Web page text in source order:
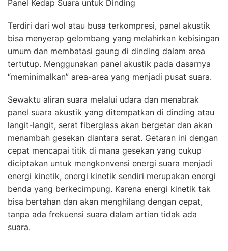
Panel Kedap Suara untuk Dinding
Terdiri dari wol atau busa terkompresi, panel akustik
bisa menyerap gelombang yang melahirkan kebisingan
umum dan membatasi gaung di dinding dalam area
tertutup. Menggunakan panel akustik pada dasarnya
“meminimalkan” area-area yang menjadi pusat suara.
Sewaktu aliran suara melalui udara dan menabrak
panel suara akustik yang ditempatkan di dinding atau
langit-langit, serat fiberglass akan bergetar dan akan
menambah gesekan diantara serat. Getaran ini dengan
cepat mencapai titik di mana gesekan yang cukup
diciptakan untuk mengkonvensi energi suara menjadi
energi kinetik, energi kinetik sendiri merupakan energi
benda yang berkecimpung. Karena energi kinetik tak
bisa bertahan dan akan menghilang dengan cepat,
tanpa ada frekuensi suara dalam artian tidak ada
suara.